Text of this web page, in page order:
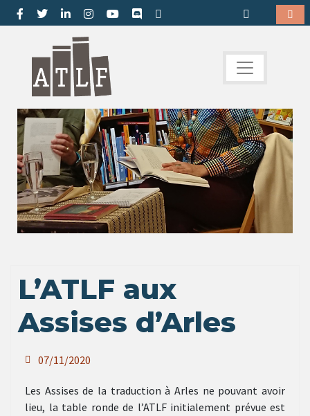
L’ATLF aux
Assises d’Arles
07/11/2020
Les Assises de la traduction à Arles ne pouvant avoir
lieu, la table ronde de l’ATLF initialement prévue est